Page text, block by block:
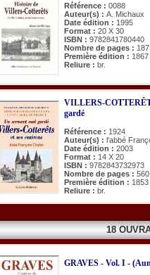
Référence : 0088
Auteur(s) : A. Michaux
Date édition : 1995
Format : 20 X 30
ISBN : 9782841780440
Nombre de pages : 187
Première édition : 1867
Reliure : br.
VILLERS-
gardé
Référence : 1924
Auteur(s) : l'abbé
Date édition : 2003
Format : 14 X 20
ISBN : 9782843732973
Nombre de pages : 560
Première édition : 1853
Reliure : br.
18
GRAVES - Vol. I -